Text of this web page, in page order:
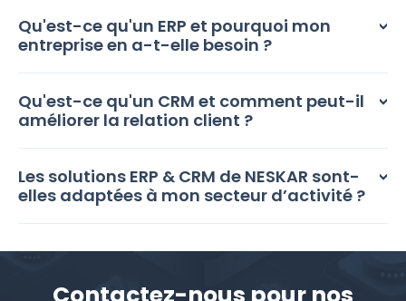
Qu'est-ce qu'un ERP et pourquoi mon
entreprise en a-t-elle besoin ?
Qu'est-ce qu'un CRM et comment peut-il
améliorer la relation client ?
Les solutions ERP & CRM de NESKAR sont-
elles adaptées à mon secteur d’activité ?